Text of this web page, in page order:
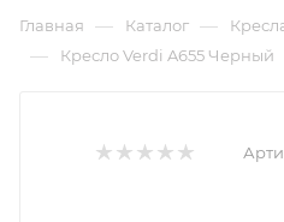
Главная — Каталог —
— Кресло Verdi A655 Черный